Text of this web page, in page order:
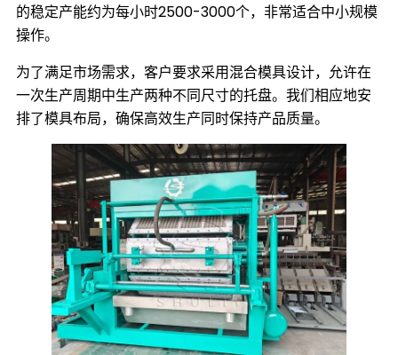
的稳定产能约为每小时2500-3000个，非常适合中小规模
操作。
为了满足市场需求，客户要求采用混合模具设计，允许在
一次生产周期中生产两种不同尺寸的托盘。我们相应地安
排了模具布局，确保高效生产同时保持产品质量。